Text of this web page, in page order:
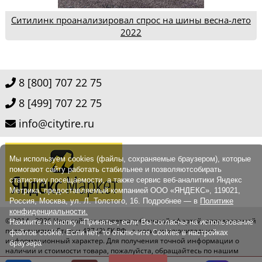
Ситилинк проанализировал спрос на шины весна-лето
2022
8 [800] 707 22 75
8 [499] 707 22 75
info@citytire.ru
© 2014 - 2026 Наш сайт не является публичной офертой, определяемой
положениями Статьи 437 (2) ГК РФ., а носит исключительно
информационный характер. Для получения точной информации о
наличии и стоимости товара, пожалуйста, обращайтесь по нашим
Мы используем cookies (файлы, сохраняемые браузером), которые
помогают сайту работать стабильнее и позволяютсобирать
статистику посещаемости, а также сервис веб-аналитики Яндекс
Метрика, предоставляемый компанией ООО «ЯНДЕКС», 119021,
Россия, Москва, ул. Л. Толстого, 16. Подробнее — в Политике
конфиденциальности.
Нажмите на кнопку «Принять», если Вы согласны на использование
файлов cookie. Если нет, то отключите Cookies в настройках
браузера